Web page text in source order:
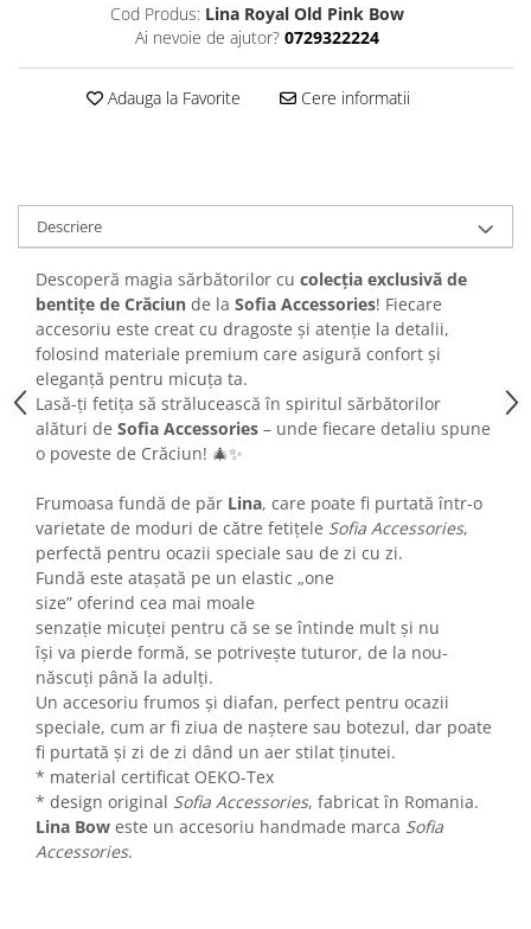
Cod Produs: Lina Royal Old Pink Bow
Ai nevoie de ajutor? 0729322224
Adauga la Favorite Cere informatii
Descriere
Descoperă magia sărbătorilor cu colecția exclusivă de
bentițe de Crăciun de la Sofia Accessories! Fiecare
accesoriu este creat cu dragoste și atenție la detalii,
folosind materiale premium care asigură confort și
eleganță pentru micuța ta.
Lasă-ți fetița să strălucească în spiritul sărbătorilor
alături de Sofia Accessories – unde fiecare detaliu spune
o poveste de Crăciun! 🎄✨
Frumoasa fundă de păr Lina, care poate fi purtată într-o
varietate de moduri de către fetițele Sofia Accessories,
perfectă pentru ocazii speciale sau de zi cu zi.
Fundă este atașată pe un elastic „one
size” oferind cea mai moale
senzație micuței pentru că se se întinde mult și nu
își va pierde formă, se potrivește tuturor, de la nou-
născuți până la adulți.
Un accesoriu frumos și diafan, perfect pentru ocazii
speciale, cum ar fi ziua de naștere sau botezul, dar poate
fi purtată și zi de zi dând un aer stilat ținutei.
* material certificat OEKO-Tex
* design original Sofia Accessories, fabricat în Romania.
Lina Bow este un accesoriu handmade marca Sofia
Accessories.